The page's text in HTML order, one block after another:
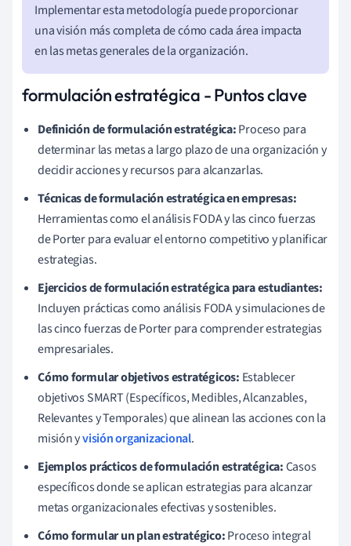
Implementar esta metodología puede proporcionar
una visión más completa de cómo cada área impacta
en las metas generales de la organización.
formulación estratégica - Puntos clave
Definición de formulación estratégica:Proceso para
determinar las metas a largo plazo de una organización y
decidir acciones y recursos para alcanzarlas.
Técnicas de formulación estratégica en empresas:
Herramientas como el análisis FODA y las cinco fuerzas
de Porter para evaluar el entorno competitivo y planificar
estrategias.
Ejercicios de formulación estratégica para estudiantes:
Incluyen prácticas como análisis FODA y simulaciones de
las cinco fuerzas de Porter para comprender estrategias
empresariales.
Cómo formular objetivos estratégicos: Establecer
objetivos SMART (Específicos, Medibles, Alcanzables,
Relevantes y Temporales) que alinean las acciones con la
misión yvisión organizacional.
Ejemplos prácticos de formulación estratégica:Casos
específicos donde se aplican estrategias para alcanzar
metas organizacionales efectivas y sostenibles.
Cómo formular un plan estratégico:Proceso integral